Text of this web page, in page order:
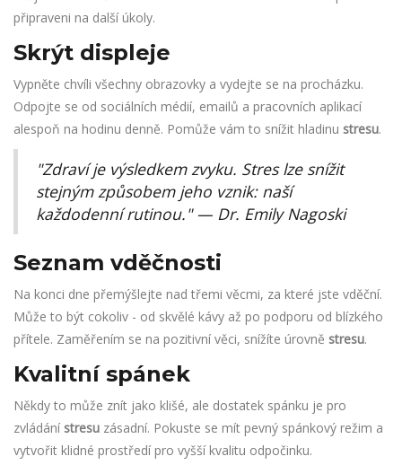
připraveni na další úkoly.
Skrýt displeje
Vypněte chvíli všechny obrazovky a vydejte se na procházku.
Odpojte se od sociálních médií, emailů a pracovních aplikací
alespoň na hodinu denně. Pomůže vám to snížit hladinu stresu.
"Zdraví je výsledkem zvyku. Stres lze snížit
stejným způsobem jeho vznik: naší
každodenní rutinou." — Dr. Emily Nagoski
Seznam vděčnosti
Na konci dne přemýšlejte nad třemi věcmi, za které jste vděční.
Může to být cokoliv - od skvělé kávy až po podporu od blízkého
přítele. Zaměřením se na pozitivní věci, snížíte úrovně stresu.
Kvalitní spánek
Někdy to může znít jako klišé, ale dostatek spánku je pro
zvládání stresu zásadní. Pokuste se mít pevný spánkový režim a
vytvořit klidné prostředí pro vyšší kvalitu odpočinku.